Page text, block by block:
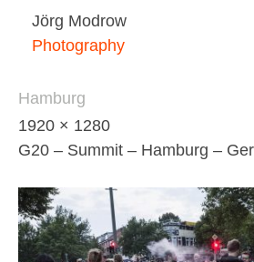
Jörg Modrow
Photography
Hamburg
1920 × 1280
G20 – Summit – Hamburg –